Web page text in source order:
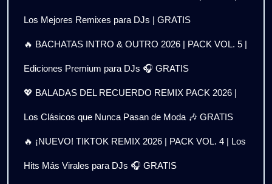
Los Mejores Remixes para DJs | GRATIS
🔥 BACHATAS INTRO & OUTRO 2026 | PACK VOL. 5 |
Ediciones Premium para DJs 🎧 GRATIS
💖 BALADAS DEL RECUERDO REMIX PACK 2026 |
Los Clásicos que Nunca Pasan de Moda 🎶 GRATIS
🔥 ¡NUEVO! TIKTOK REMIX 2026 | PACK VOL. 4 | Los
Hits Más Virales para DJs 🎧 GRATIS